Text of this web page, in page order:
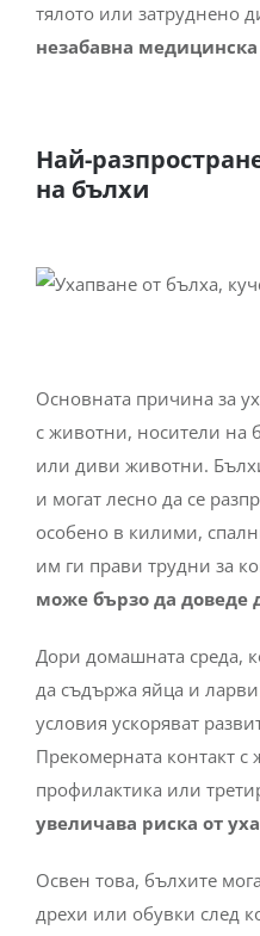
тялото или затруднено
незабавна
Най-
на бълхи
Основната причина за
с животни, носители на
или диви животни.
и могат лесно да се
особено в килими,
им ги прави трудни за
може бързо да доведе
Дори домашната среда,
да съдържа яйца и
условия ускоряват
Прекомерната контакт
профилактика или
увеличава риска от
Освен това, бълхите
дрехи или обувки след